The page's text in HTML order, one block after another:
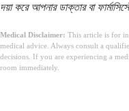
দয়া করে আপনার ডাক্তার বা
Medical Disclaimer: This article is for
medical advice. Always consult a
decisions. If you are experiencing a
room immediately.